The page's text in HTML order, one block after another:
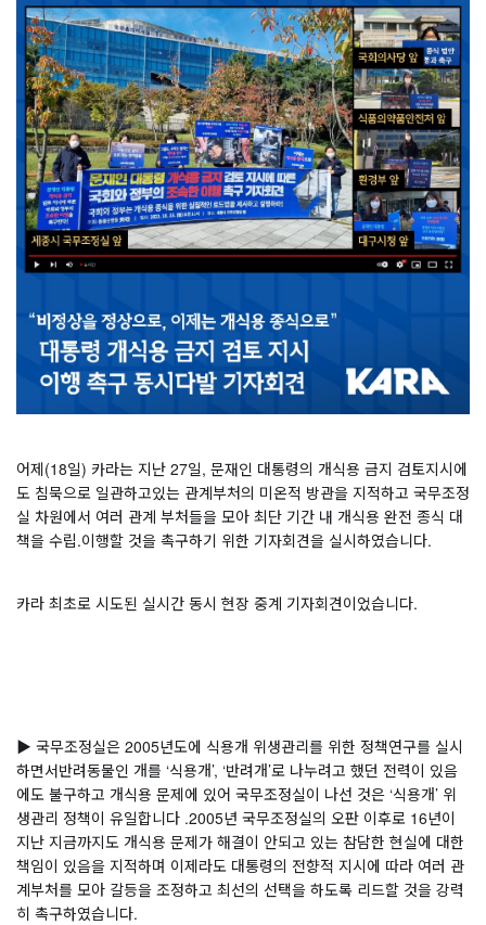
어제(18일) 카라는 지난 27일, 문재인 대통령의 개식용 금지 검토지시에
도 침묵으로 일관하고있는 관계부처의 미온적 방관을 지적하고 국무조정
실 차원에서 여러 관계 부처들을 모아 최단 기간 내 개식용 완전 종식 대
책을 수립.이행할 것을 촉구하기 위한 기자회견을 실시하였습니다.
카라 최초로 시도된 실시간 동시 현장 중계 기자회견이었습니다.
▶ 국무조정실은 2005년도에 식용개 위생관리를 위한 정책연구를 실시
하면서반려동물인 개를 ‘식용개’, ‘반려개’로 나누려고 했던 전력이 있음
에도 불구하고 개식용 문제에 있어 국무조정실이 나선 것은 ‘식용개’ 위
생관리 정책이 유일합니다 .2005년 국무조정실의 오판 이후로 16년이
지난 지금까지도 개식용 문제가 해결이 안되고 있는 참담한 현실에 대한
책임이 있음을 지적하며 이제라도 대통령의 전향적 지시에 따라 여러 관
계부처를 모아 갈등을 조정하고 최선의 선택을 하도록 리드할 것을 강력
히 촉구하였습니다.